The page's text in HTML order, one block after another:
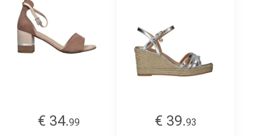
€ 34.99
€ 39.93